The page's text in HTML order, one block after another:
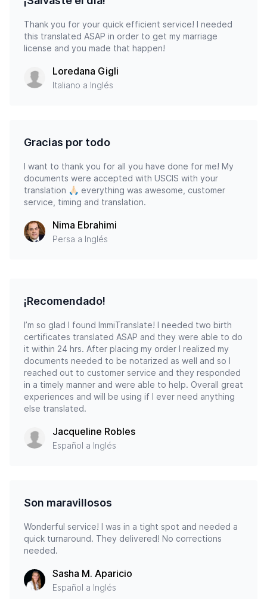
Thank you for your quick efficient service! I needed
this translated ASAP in order to get my marriage
license and you made that happen!
Loredana Gigli
Italiano a Inglés
Gracias por todo
I want to thank you for all you have done for me! My
documents were accepted with USCIS with your
translation 🙏🏻 everything was awesome, customer
service, timing and translation.
Nima Ebrahimi
Persa a Inglés
¡Recomendado!
I’m so glad I found ImmiTranslate! I needed two birth
certificates translated ASAP and they were able to do
it within 24 hrs. After placing my order I realized my
documents needed to be notarized as well and so I
reached out to customer service and they responded
in a timely manner and were able to help. Overall great
experiences and will be using if I ever need anything
else translated.
Jacqueline Robles
Español a Inglés
Son maravillosos
Wonderful service! I was in a tight spot and needed a
quick turnaround. They delivered! No corrections
needed.
Sasha M. Aparicio
Español a Inglés